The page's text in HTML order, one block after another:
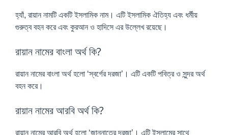
হ্যাঁ, রায়ান নামটি একটি ইসলামিক নাম। এটি ইসলামিক ঐতিহ্য এবং ধর্মীয়
গুরুত্ব বহন করে এবং কুরআন ও হাদিসে এর উল্লেখ রয়েছে।
রায়ান নামের বাংলা অর্থ কি?
রায়ান নামের বাংলা অর্থ হলো ‘স্বর্গের দরজা’। এটি একটি পবিত্র ও সুন্দর অর্থ
বহন করে।
রায়ান নামের আরবি অর্থ কি?
রায়ান নামের আরবি অর্থ হলো ‘জান্নাতের দরজা’। এটি ইসলামের সাথে